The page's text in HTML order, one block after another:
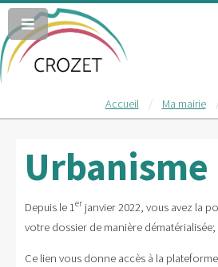
Accueil Ma mairie
Urbanisme
Depuis le 1er janvier 2022, vous avez la
votre dossier de manière dématérialisée;
Ce lien vous donne accès à la plateforme